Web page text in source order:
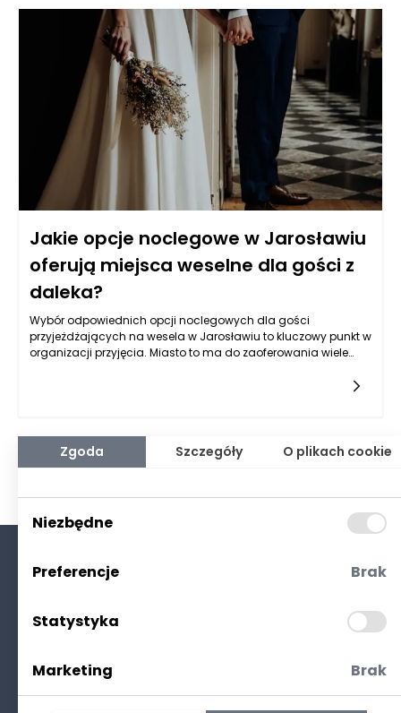
różnorodne potrzeby użytkowników, producenci oferują szeroki
wachlarz modeli o różnych wysokościach, co pozwala na
znalezienie idealnego rozwiązania. Kluczowym czynnikiem
jest również sposób, w jaki osoby korzystające z łóżka
spędzają czas w nim, na przykład czy jest to tylko miejsce do
snu, czy również do odpoczynku, czytania, czy oglądania
Jakie opcje noclegowe w Jarosławiu
oferują miejsca weselne dla gości z
daleka?
Wybór odpowiednich opcji noclegowych dla gości
przyjeżdżających na wesela w Jarosławiu to kluczowy punkt w
organizacji przyjęcia. Miasto to ma do zaoferowania wiele
oczekiwań gości weselnych. Warto podkreślić, że Jarosław, z
spędzenia przyjemnych chwil po ceremonii. Po pierwsze, w
Jarosławiu znajduje się wiele hoteli, pensjonatów oraz
gospodarstw agroturystycznych, które dysponują pokojami
różnych preferencjach i budżetach. Hotelowe obiekty w
Jarosławiu różnią się między sobą standardem, ceną oraz
lokalizacją, co czyni je odpowiednimi zarówno dla osób
bardziej przystępnych opcji.
Polityka prywatności
Zgoda Szczegóły O plikach cookie
Niezbędne
Preferencje Brak
Statystyka
Marketing Brak